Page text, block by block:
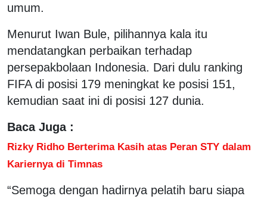
umum.
Menurut Iwan Bule, pilihannya kala itu
mendatangkan perbaikan terhadap
persepakbolaan Indonesia. Dari dulu ranking
FIFA di posisi 179 meningkat ke posisi 151,
kemudian saat ini di posisi 127 dunia.
Baca Juga :
Rizky Ridho Berterima Kasih atas Peran STY dalam
Kariernya di Timnas
“Semoga dengan hadirnya pelatih baru siapa